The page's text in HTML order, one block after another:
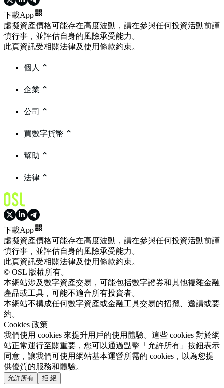
下載App
虛擬資產價格可能存在高度波動，請在參與任何投資活動前謹
慎行事，並評估自身的風險承受能力。
此頁資訊受相關法律及使用條款約束。
個人
企業
公司
買數字貨幣
幫助
法律
下載App
虛擬資產價格可能存在高度波動，請在參與任何投資活動前謹
慎行事，並評估自身的風險承受能力。
此頁資訊受相關法律及使用條款約束。
© OSL 版權所有。
本網站涉及數字資產交易，可能包括數字證券和其他複雜金融
產品或工具，可能不適合所有投資者。
本網站不構成任何數字資產或金融工具交易的招攬、邀請或要
約。
Cookies 政策
我們使用 cookies 來提升用戶的使用體驗。這些 cookies 對於網
站正常運行至關重要，您可以通過點擊「允許所有」按鈕表示
同意，讓我們可使用網站基本運營所需的 cookies，以為您提
供優質的服務和體驗。
允許所有 拒 絕